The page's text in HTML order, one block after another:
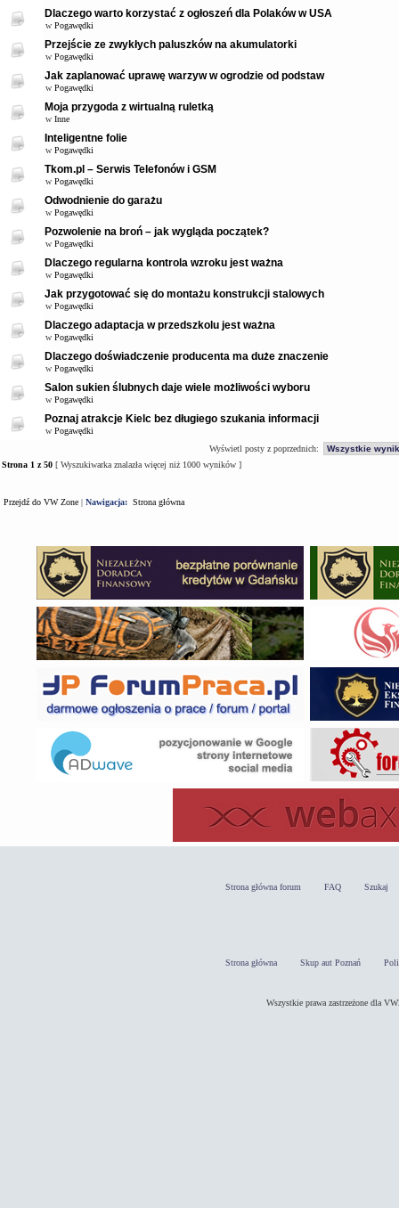
Dlaczego warto korzystać z ogłoszeń dla Polaków w USA
w Pogawędki
Przejście ze zwykłych paluszków na akumulatorki
w Pogawędki
Jak zaplanować uprawę warzyw w ogrodzie od podstaw
w Pogawędki
Moja przygoda z wirtualną ruletką
w Inne
Inteligentne folie
w Pogawędki
Tkom.pl – Serwis Telefonów i GSM
w Pogawędki
Odwodnienie do garażu
w Pogawędki
Pozwolenie na broń – jak wygląda początek?
w Pogawędki
Dlaczego regularna kontrola wzroku jest ważna
w Pogawędki
Jak przygotować się do montażu konstrukcji stalowych
w Pogawędki
Dlaczego adaptacja w przedszkolu jest ważna
w Pogawędki
Dlaczego doświadczenie producenta ma duże znaczenie
w Pogawędki
Salon sukien ślubnych daje wiele możliwości wyboru
w Pogawędki
Poznaj atrakcje Kielc bez długiego szukania informacji
w Pogawędki
Wyświetl posty z poprzednich:
Strona 1 z50 [ Wyszukiwarka znalazła więcej niż 1000 wyników ]
Przejdź do VW Zone | Nawigacja: Strona główna
Strona główna forum FAQ Szukaj
Strona główna Skup aut Poznań
Wszystkie prawa zastrzeżone dla